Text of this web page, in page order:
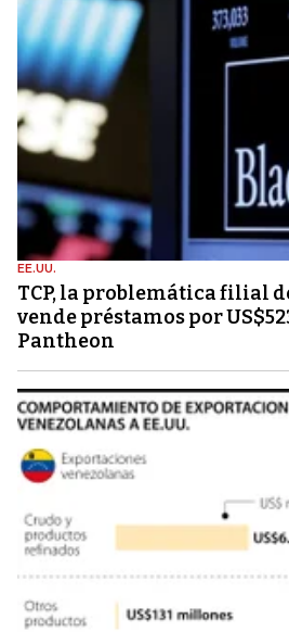
EE.UU.
TCP, la problemática filial
vende préstamos por
Pantheon